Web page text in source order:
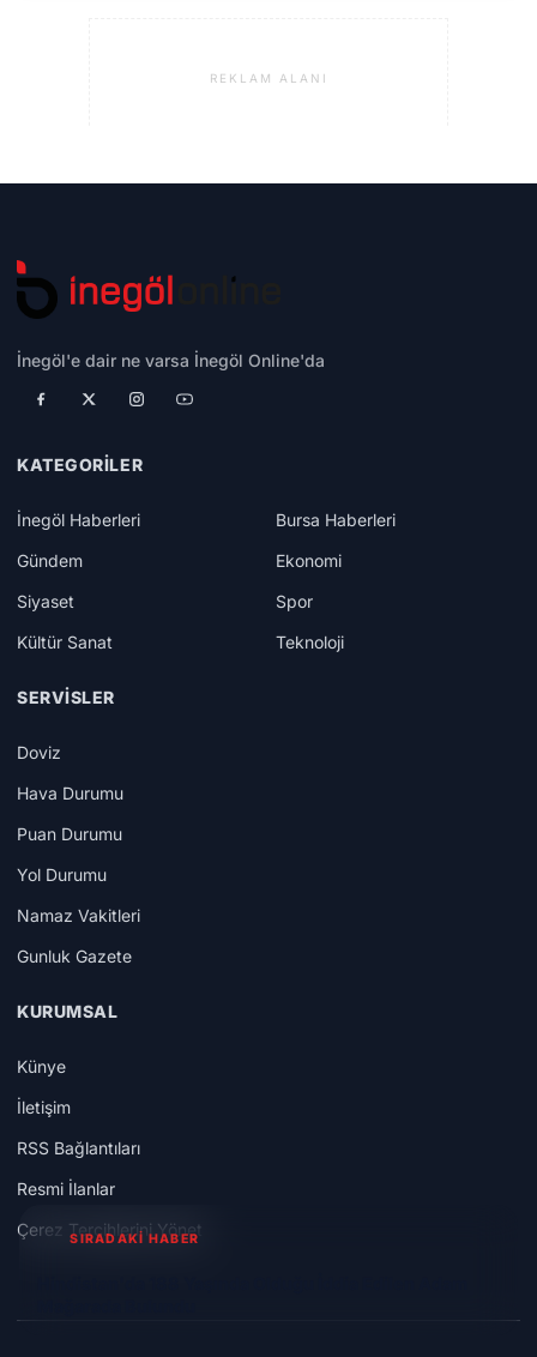
REKLAM ALANI
İnegöl'e dair ne varsa İnegöl Online'da
KATEGORILER
İnegöl Haberleri
Bursa Haberleri
Gündem
Ekonomi
Siyaset
Spor
Kültür Sanat
Teknoloji
SERVISLER
Doviz
Hava Durumu
Puan Durumu
Yol Durumu
Namaz Vakitleri
Gunluk Gazete
KURUMSAL
Künye
İletişim
RSS Bağlantıları
Resmi İlanlar
Çerez Tercihlerini Yönet
SIRADAKİ HABER